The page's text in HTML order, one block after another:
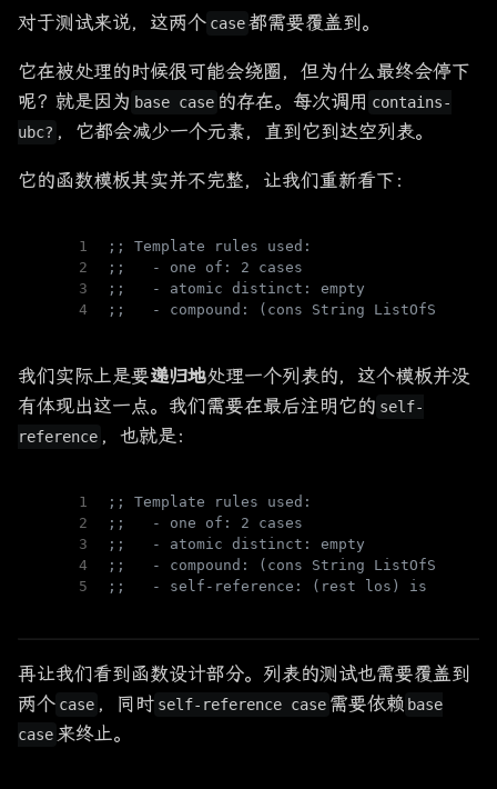
对于测试来说，这两个 case都需要覆盖到。
它在被处理的时候很可能会绕圈，但为什么最终会停下
呢？就是因为 base case 的存在。每次调用 contains-
ubc? ，它都会减少一个元素，直到它到达空列表。
它的函数模板其实并不完整，让我们重新看下：
1
2
3
4
;; Template rules used:
;;   - one of: 2 cases
;;   - atomic distinct: empty
;;   - compound: (cons String ListOfString)
我们实际上是要递归地处理一个列表的，这个模板并没
有体现出这一点。我们需要在最后注明它的 self-
reference ，也就是：
1
2
3
4
5
;; Template rules used:
;;   - one of: 2 cases
;;   - atomic distinct: empty
;;   - compound: (cons String ListOfString)
;;   - self-reference: (rest los) is
再让我们看到函数设计部分。列表的测试也需要覆盖到
两个 case ，同时 self-reference case 需要依赖 base
case 来终止。